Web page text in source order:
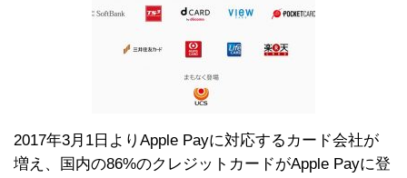
2017年3月1日よりApple Payに対応するカード会社が
増え、国内の86%のクレジットカードがApple Payに登